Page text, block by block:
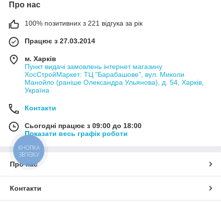
Про нас
100% позитивних з 221 відгука за рік
Працює з 27.03.2014
м. Харків
Пункт видачі замовлень інтернет магазину
ХосСтройМаркет: ТЦ "Барабашове", вул. Миколи
Манойло (раніше Олександра Ульянова), д. 54, Харків,
Україна
Контакти
Сьогодні працює з 09:00 до 18:00
Показати весь графік роботи
Про нас
Контакти
КНОПКА
ЗВ'ЯЗКУ